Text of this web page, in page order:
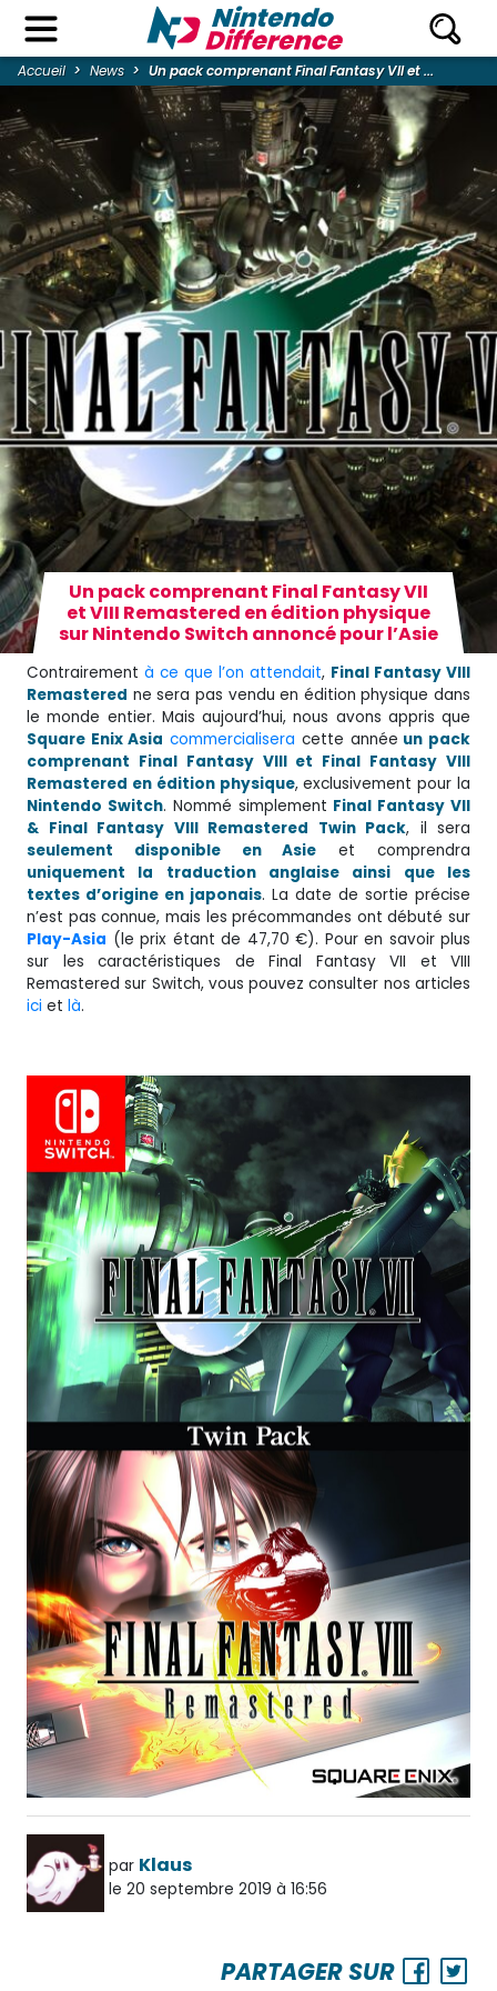
Accueil News Un pack comprenant Final Fantasy VII et ...
Un pack comprenant Final Fantasy VII
et VIII Remastered en édition physique
sur Nintendo Switch annoncé pour l’Asie
Contrairement à ce que l’on attendait, Final Fantasy VIII
Remastered ne sera pas vendu en édition physique dans
le monde entier. Mais aujourd’hui, nous avons appris que
Square Enix Asia commercialisera cette année un pack
comprenant Final Fantasy VIII et Final Fantasy VIII
Remastered en édition physique, exclusivement pour la
Nintendo Switch. Nommé simplement Final Fantasy VII
& Final Fantasy VIII Remastered Twin Pack, il sera
seulement disponible en Asie et comprendra
uniquement la traduction anglaise ainsi que les
textes d’origine en japonais. La date de sortie précise
n’est pas connue, mais les précommandes ont débuté sur
Play-Asia (le prix étant de 47,70 €). Pour en savoir plus
sur les caractéristiques de Final Fantasy VII et VIII
Remastered sur Switch, vous pouvez consulter nos articles
ici et là.
par Klaus
le 20 septembre 2019 à 16:56
PARTAGER SUR